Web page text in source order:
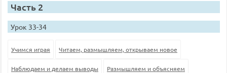
Часть 2
Урок 33-34
Учимся играя Читаем, размышляем, открываем новое
Наблюдаем и делаем выводы Размышляем и объясняем